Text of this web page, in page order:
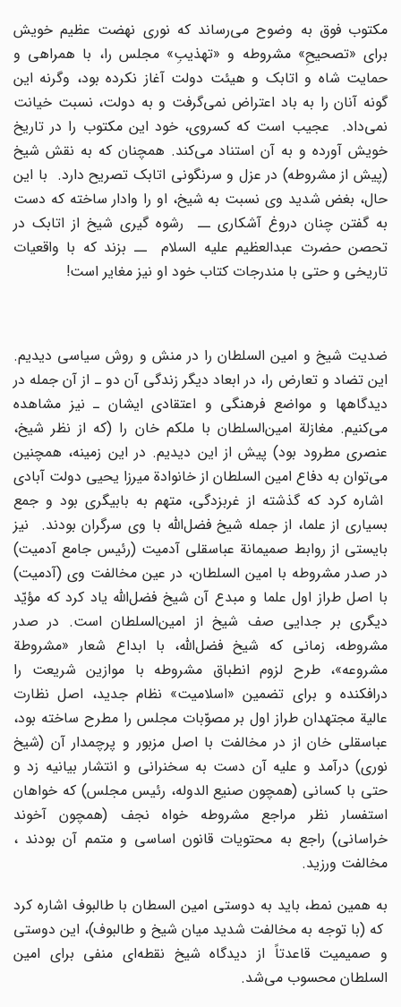
مکتوب فوق به وضوح مى‌رساند که نورى نهضت عظیم خویش
براى «تصحیحِ» مشروطه و «تهذیبِ» مجلس را، با همراهى و
حمایت شاه و اتابک و هیئت دولت آغاز نکرده بود، وگرنه این
گونه آنان را به باد اعتراض نمى‌گرفت و به دولت، نسبت خیانت
نمى‌داد. عجیب است که کسروى، خود این مکتوب را در تاریخ
خویش آورده و به آن استناد مى‌کند. همچنان که به نقش شیخ
(پیش از مشروطه) در عزل و سرنگونى اتابک تصریح دارد. با این
حال، بغض شدید وى نسبت به شیخ، او را وادار ساخته که دست
به گفتن چنان دروغ آشکارى ــ رشوه گیرى شیخ از اتابک در
تحصن حضرت عبدالعظیم علیه السلام ــ بزند که با واقعیات
تاریخى و حتى با مندرجات کتاب خود او نیز مغایر است!
ضدیت شیخ و امین السلطان را در منش و روش سیاسى دیدیم.
این تضاد و تعارض را، در ابعاد دیگر زندگى آن دو ـ از آن جمله در
دیدگاهها و مواضع فرهنگى و اعتقادى ایشان ـ نیز مشاهده
مى‌کنیم. مغازلة امین‌السلطان با ملکم خان را (که از نظر شیخ،
عنصرى مطرود بود) پیش از این دیدیم. در این زمینه، همچنین
مى‌توان به دفاع امین السلطان از خانوادة میرزا یحیى دولت آبادى
اشاره کرد که گذشته از غربزدگى، متهم به بابیگرى بود و جمع
بسیارى از علما، از جمله شیخ فضل‌اللّه‌ با وى سرگران بودند. نیز
بایستى از روابط صمیمانة عباسقلى آدمیت (رئیس جامع آدمیت)
در صدر مشروطه با امین السلطان، در عین مخالفت وى (آدمیت)
با اصل طراز اول علما و مبدع آن شیخ فضل‌اللّه‌ یاد کرد که مؤیّد
دیگرى بر جدایى صف شیخ از امین‌السلطان است. در صدر
مشروطه، زمانى که شیخ فضل‌اللّه‌، با ابداع شعار «مشروطة
مشروعه»، طرح لزوم انطباق مشروطه با موازین شریعت را
درافکنده و براى تضمین «اسلامیت» نظام جدید، اصل نظارت
عالیة مجتهدان طراز اول بر مصوّبات مجلس را مطرح ساخته بود،
عباسقلى خان از در مخالفت با اصل مزبور و پرچمدار آن (شیخ
نورى) درآمد و علیه آن دست به سخنرانى و انتشار بیانیه زد و
حتى با کسانى (همچون صنیع الدوله، رئیس مجلس) که خواهان
استفسار نظر مراجع مشروطه خواه نجف (همچون آخوند
خراسانى) راجع به محتویات قانون اساسى و متمم آن بودند ،
مخالفت ورزید.
به همین نمط، باید به دوستى امین السطان با طالبوف اشاره کرد
که (با توجه به مخالفت شدید میان شیخ و طالبوف)، این دوستى
و صمیمیت قاعدتاً از دیدگاه شیخ نقطه‌اى منفى براى امین
السلطان محسوب مى‌شد.